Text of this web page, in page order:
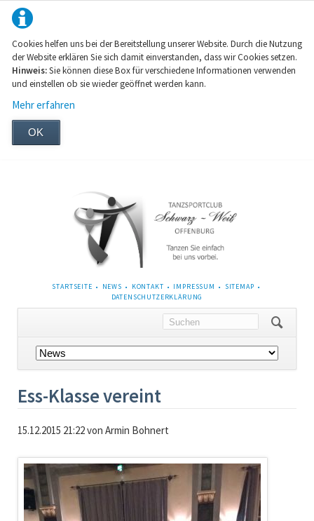
Cookies helfen uns bei der Bereitstellung unserer Website. Durch die Nutzung
der Website erklären Sie sich damit einverstanden, dass wir Cookies setzen.
Hinweis:Sie können diese Box für verschiedene Informationen verwenden
und einstellen ob sie wieder geöffnet werden kann.
Mehr erfahren
OK
NAVIGATION
STARTSEITE NEWS KONTAKT IMPRESSUM
SITEMAP
DATENSCHUTZERKLÄRUNG
Navigation
überspringen
Ess-Klasse vereint
15.12.2015 21:22von Armin Bohnert